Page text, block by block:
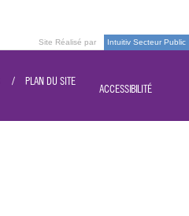
Site Réalisé par Intuitiv Secteur Public
PLAN DU SITE
ACCESSIBILITÉ